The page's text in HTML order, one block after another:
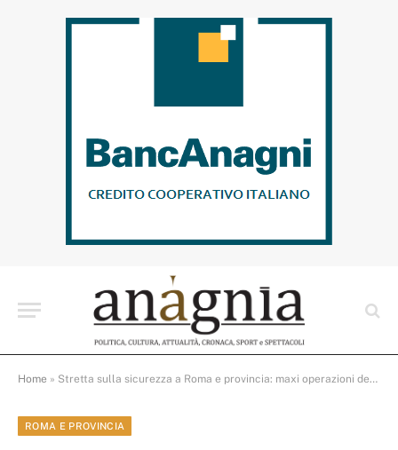
Home » Stretta sulla sicurezza a Roma e provincia: maxi operazioni delle Forze dell’Ordine, travolte le piazze di spaccio e i network del crimine
ROMA E PROVINCIA